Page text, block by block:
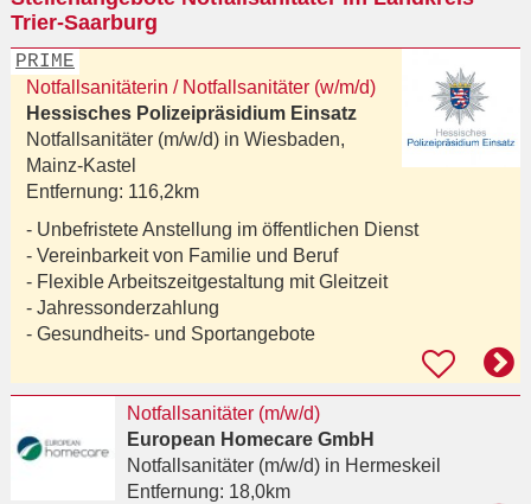
Trier-Saarburg
PRIME
Notfallsanitäterin / Notfallsanitäter (w/m/d)
Hessisches Polizeipräsidium Einsatz
Notfallsanitäter (m/w/d) in Wiesbaden,
Mainz-Kastel
Entfernung: 116,2km
- Unbefristete Anstellung im öffentlichen Dienst
- Vereinbarkeit von Familie und Beruf
- Flexible Arbeitszeitgestaltung mit Gleitzeit
- Jahressonderzahlung
- Gesundheits- und Sportangebote
Notfallsanitäter (m/w/d)
European Homecare GmbH
Notfallsanitäter (m/w/d)in Hermeskeil
Entfernung: 18,0km